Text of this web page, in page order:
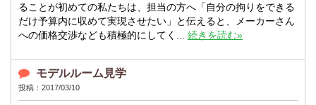
ることが初めての私たちは、担当の方へ「自分の拘りをできる
だけ予算内に収めて実現させたい」と伝えると、メーカーさん
への価格交渉なども積極的にしてく... 続きを読む»
モデルルーム見学
投稿：2017/03/10